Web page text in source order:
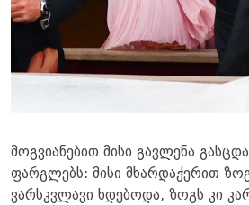
მოგვიანებით მისი გავლენა
ფარგლებს: მისი მხარდაჭერით
ვარსკვლავი ხდებოდა, ზოგს კი